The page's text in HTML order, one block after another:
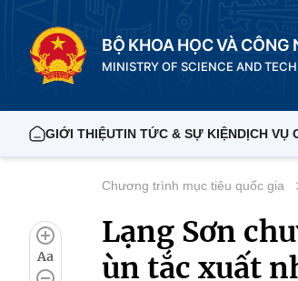
BỘ KHOA HỌC VÀ CÔNG
MINISTRY OF SCIENCE AND
GIỚI THIỆUTIN TỨC & SỰ KIỆNDỊCH VỤ
Aa
Chương trình mục tiêu quốc gia
Lạng Sơn
ùn tắc xuất